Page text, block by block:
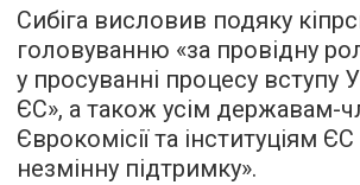
Сибіга висловив подяку
головуванню «за провідну
у просуванні процесу вступу
ЄС», а також усім державам-
Єврокомісії та інституціям ЄС
незмінну підтримку».